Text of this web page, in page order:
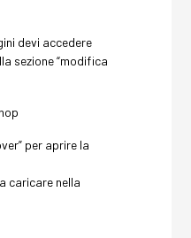
devi accedere
sezione “modifica
per aprire la
caricare nella